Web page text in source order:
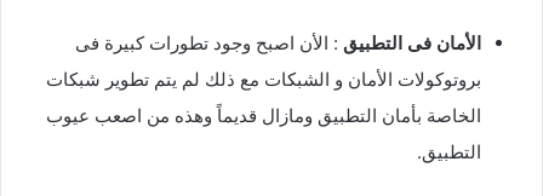
الأمان فى التطبيق : الأن اصبح وجود تطورات كبيرة فى
بروتوكولات الأمان و الشبكات مع ذلك لم يتم تطوير شبكات
الخاصة بأمان التطبيق ومازال قديماً وهذه من اصعب عيوب
التطبيق.